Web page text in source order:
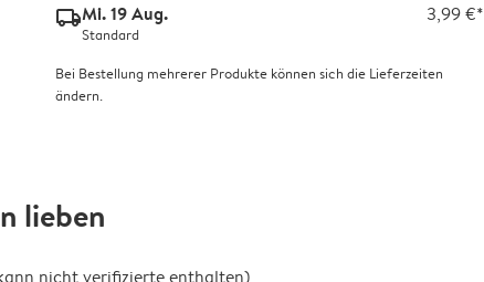
delivery_standard_v2Mi. 19 Aug. 3,99 €*
Standard
Bei Bestellung mehrerer Produkte können sich die Lieferzeiten
ändern.
lieben
nicht verifizierte enthalten)